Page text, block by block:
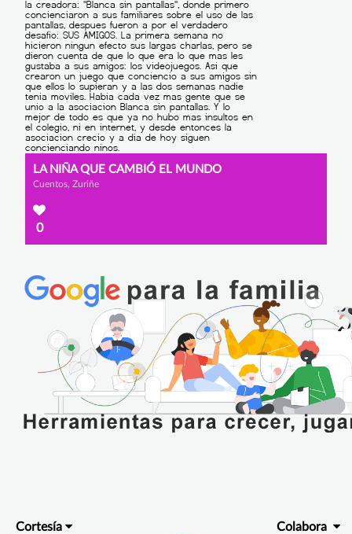
LA NIÑA QUE CAMBIÓ EL MUNDO
Cuentos, Zuriñe
0
Cortesía Colabora